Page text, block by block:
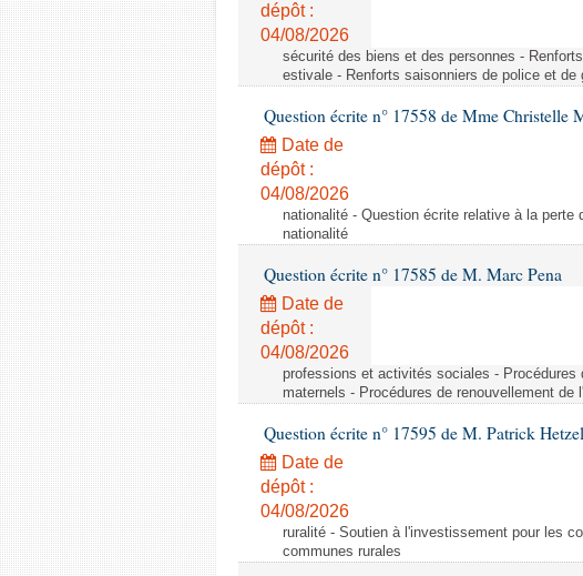
dépôt :
04/08/2026
sécurité des biens et des personnes -
estivale - Renforts saisonniers de police et de
Question écrite n° 17558 de Mme Christelle
Date de
dépôt :
04/08/2026
nationalité - Question écrite relative à la
nationalité
Question écrite n° 17585 de M. Marc Pena
Date de
dépôt :
04/08/2026
professions et activités sociales -
maternels - Procédures de renouvellement
Question écrite n° 17595 de M. Patrick Hetzel
Date de
dépôt :
04/08/2026
ruralité - Soutien à l'investissement pour les
communes rurales